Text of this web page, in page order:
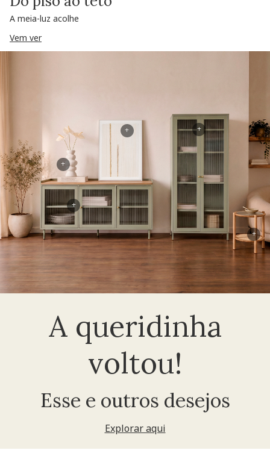
A meia-luz acolhe
Vem ver
A queridinha
voltou!
Esse e outros desejos
Explorar aqui
+
+
+
+
+